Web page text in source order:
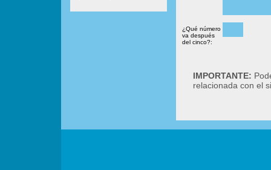
¿Qué número
va después
del cinco?:
IMPORTANTE:
relacionada con el